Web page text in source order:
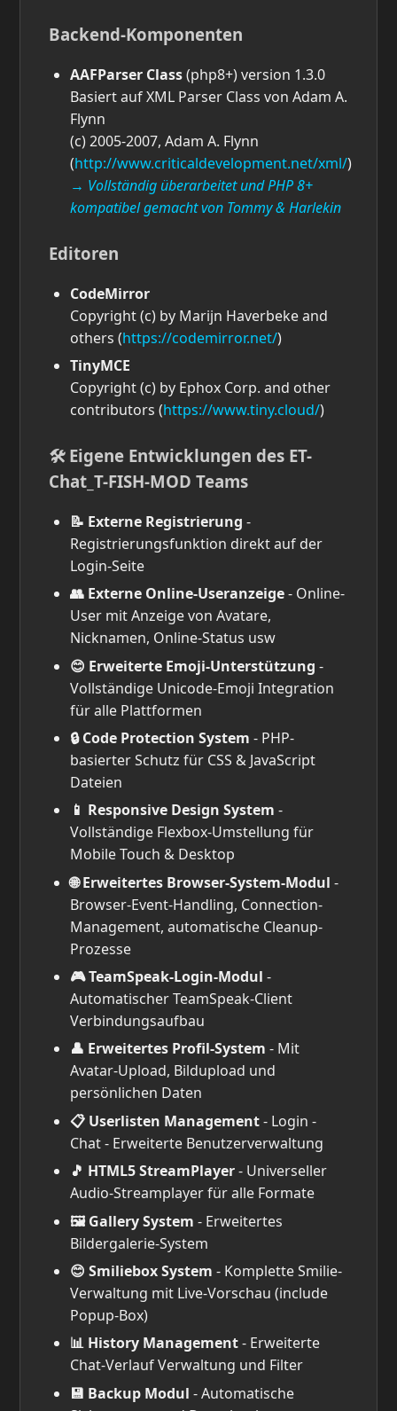
Backend-Komponenten
AAFParser Class(php8+) version 1.3.0
Basiert auf XML Parser Class von Adam A.
Flynn
(c) 2005-2007, Adam A. Flynn
(http://www.criticaldevelopment.net/xml/)
→ Vollständig überarbeitet und PHP 8+
kompatibel gemacht von Tommy & Harlekin
Editoren
CodeMirror
Copyright (c) by Marijn Haverbeke and
others (https://codemirror.net/)
TinyMCE
Copyright (c) by Ephox Corp. and other
contributors (https://www.tiny.cloud/)
🛠️ Eigene Entwicklungen des ET-
Chat_T-FISH-MOD Teams
📝 Externe Registrierung -
Registrierungsfunktion direkt auf der
Login-Seite
👥 Externe Online-Useranzeige- Online-
User mit Anzeige von Avatare,
Nicknamen, Online-Status usw
😊 Erweiterte Emoji-Unterstützung -
Vollständige Unicode-Emoji Integration
für alle Plattformen
🔒 Code Protection System - PHP-
basierter Schutz für CSS & JavaScript
Dateien
📱 Responsive Design System -
Vollständige Flexbox-Umstellung für
Mobile Touch & Desktop
🌐 Erweitertes Browser-System-Modul -
Browser-Event-Handling, Connection-
Management, automatische Cleanup-
Prozesse
🎮 TeamSpeak-Login-Modul -
Automatischer TeamSpeak-Client
Verbindungsaufbau
👤 Erweitertes Profil-System - Mit
Avatar-Upload, Bildupload und
persönlichen Daten
📋 Userlisten Management- Login -
Chat - Erweiterte Benutzerverwaltung
🎵 HTML5 StreamPlayer- Universeller
Audio-Streamplayer für alle Formate
🖼️ Gallery System - Erweitertes
Bildergalerie-System
😊 Smiliebox System - Komplette Smilie-
Verwaltung mit Live-Vorschau (include
Popup-Box)
📊 History Management- Erweiterte
Chat-Verlauf Verwaltung und Filter
💾 Backup Modul - Automatische